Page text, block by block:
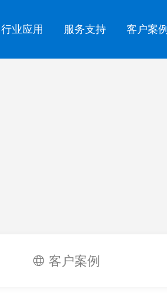
行业应用 服务支持 客户案例
客户案例